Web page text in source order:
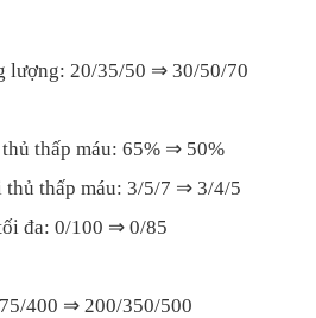
lượng: 20/35/50 ⇒ 30/50/70
thấp máu: 65% ⇒ 50%
thủ thấp máu: 3/5/7 ⇒ 3/4/5
đa: 0/100 ⇒ 0/85
400 ⇒ 200/350/500